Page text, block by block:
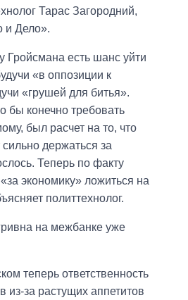
Тарас Загородний,
и Дело».
Гройсмана есть шанс уйти
«в оппозиции к
«грушей для битья».
бы конечно требовать
был расчет на то, что
держаться за
Теперь по факту
экономику» ложиться на
политтехнолог.
на межбанке уже
теперь ответственность
из-за растущих аппетитов